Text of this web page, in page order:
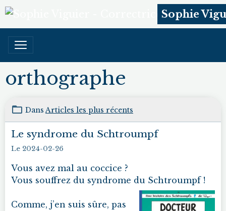
Sophie
orthographe
DansArticles les plus récents
Le syndrome du Schtroumpf
Le 2024-02-26
Vous avez mal au coccice ?
Vous souffrez du syndrome du Schtroumpf !
Comme, j’en suis sûre, pas